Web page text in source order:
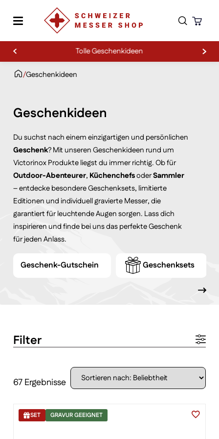
Tolle Geschenkideen
/Geschenkideen
Geschenkideen
Du suchst nach einem einzigartigen und persönlichen
Geschenk? Mit unseren Geschenkideen rund um
Victorinox Produkte liegst du immer richtig. Ob für
Outdoor-Abenteurer, KüchenchefsoderSammler
– entdecke besondere Geschenksets, limitierte
Editionen und individuell gravierte Messer, die
garantiert für leuchtende Augen sorgen. Lass dich
inspirieren und finde bei uns das perfekte Geschenk
für jeden Anlass.
Geschenk-Gutschein Geschenksets
Filter
67 Ergebnisse
SET GRAVUR GEEIGNET